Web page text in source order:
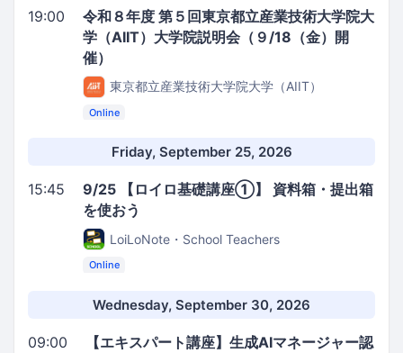
19:00
令和８年度 第５回東京都立産業技術大学院大
学（AIIT）大学院説明会（９/18（金）開
催）
東京都立産業技術大学院大学（AIIT）
Online
Friday, September 25, 2026
15:45
9/25 【ロイロ基礎講座①】 資料箱・提出箱
を使おう
LoiLoNote・School Teachers
Online
Wednesday, September 30, 2026
09:00
【エキスパート講座】生成AIマネージャー認